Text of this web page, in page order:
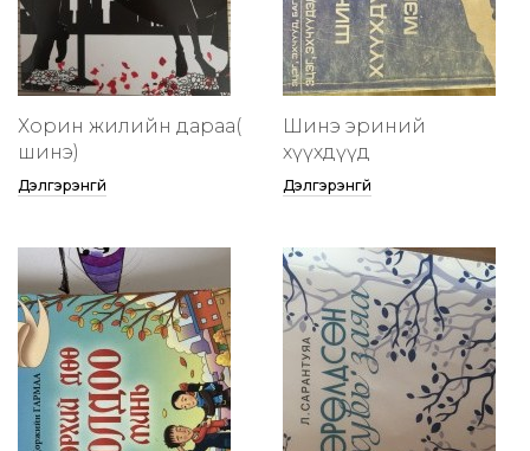
Хорин жилийн дараа(
шинэ)
Дэлгэрэнгүй
Шинэ эриний
хүүхдүүд
Дэлгэрэнгүй